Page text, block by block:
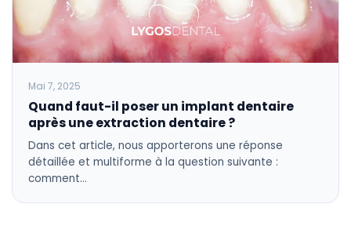
Mai 7, 2025
Quand faut-il poser un implant dentaire
après une extraction dentaire ?
Dans cet article, nous apporterons une réponse
détaillée et multiforme à la question suivante :
comment…